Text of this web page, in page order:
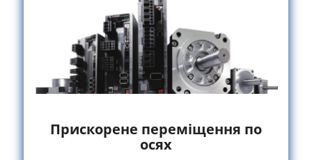
Прискорене переміщення по
осях